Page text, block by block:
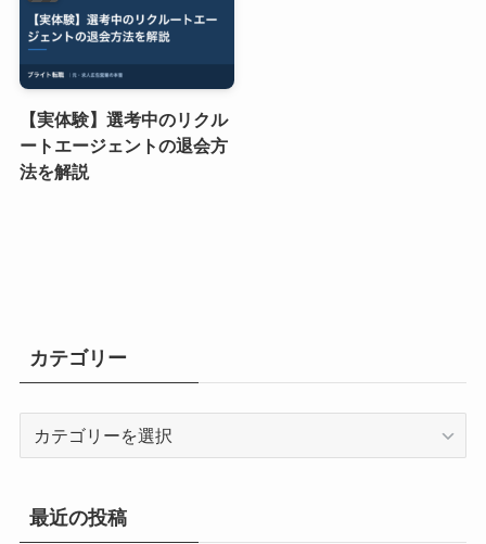
【実体験】選考中のリクル
ートエージェントの退会方
法を解説
カテゴリー
リ
最近の投稿